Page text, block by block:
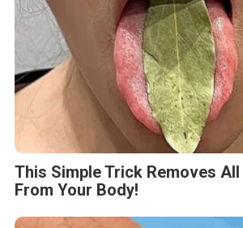
This Simple Trick Removes
From Your Body!